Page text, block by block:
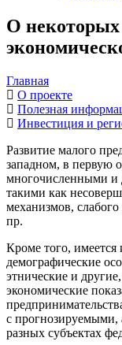
О некоторых
Главная
О проекте
Полезная
Инвестиция и
Развитие малого
западном, в первую
многочисленными и
такими как
механизмов,
пр.
Кроме того,
демографические
этнические и
экономические
с прогнозируемыми,
разных субъектах